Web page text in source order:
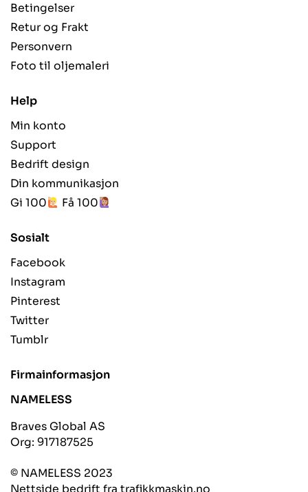
Betingelser
Retur og Frakt
Personvern
Foto til oljemaleri
Help
Min konto
Support
Bedrift design
Din kommunikasjon
Gi 100
Få 100
Sosialt
Facebook
Instagram
Pinterest
Twitter
Tumblr
Firmainformasjon
NAMELESS
Braves Global AS
Org: 917187525
© NAMELESS 2023